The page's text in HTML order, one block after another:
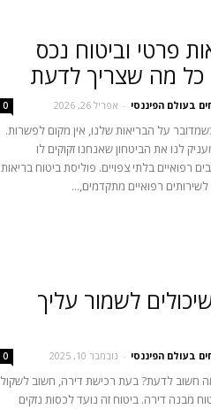
פרטי וביטוח נכס
מה שצריך לדעת
בעולם הפיננסי - אפריל 26, 2026 0
על הבריאות שלנו, אין מקום לפשרות.
לנו את הביטחון שאנחנו זקוקים לו
רפואיים בלתי צפויים. פוליסת ביטוח בריאות
רפואיים מתקדמים,...
לשמור עליך
בעולם הפיננסי - נובמבר 10, 2025 0
חשוב לדעת? בעת רכישת דירה, חשוב לשקול
מבנה דירה. ביטוח זה נועד לכסות נזקים